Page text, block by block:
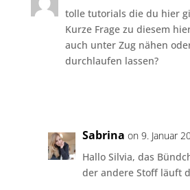
tolle tutorials die du hier
Kurze Frage zu diesem
auch unter Zug nähen
durchlaufen lassen?
Sabrina on 9. Januar
Hallo Silvia, das
der andere Stoff läuft